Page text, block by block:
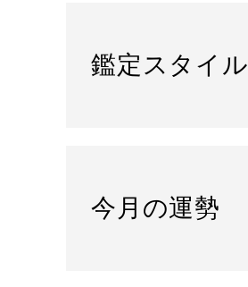
鑑定スタイル
今月の運勢